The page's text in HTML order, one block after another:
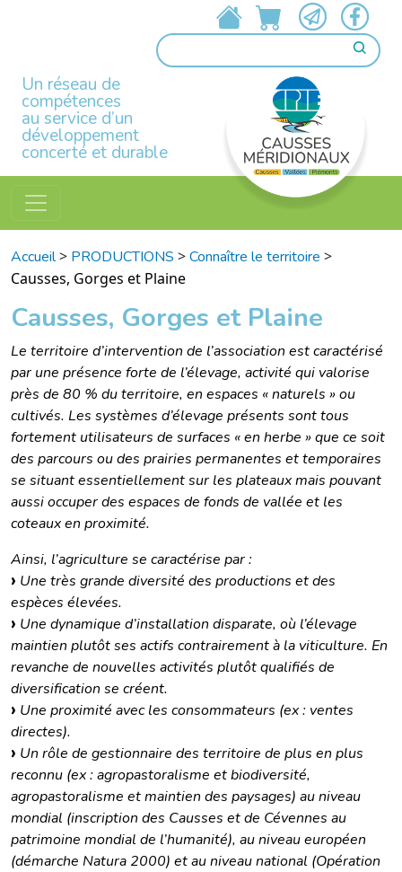
Un réseau de
compétences
au service d’un
développement
concerté et durable
Accueil> PRODUCTIONS >Connaître le territoire >
Causses, Gorges et Plaine
Causses, Gorges et Plaine
Le territoire d’intervention de l’association est caractérisé
par une présence forte de l’élevage, activité qui valorise
près de 80 % du territoire, en espaces « naturels » ou
cultivés. Les systèmes d’élevage présents sont tous
fortement utilisateurs de surfaces « en herbe » que ce soit
des parcours ou des prairies permanentes et temporaires
se situant essentiellement sur les plateaux mais pouvant
aussi occuper des espaces de fonds de vallée et les
coteaux en proximité.
Ainsi, l’agriculture se caractérise par :
Une très grande diversité des productions et des
espèces élevées.
Une dynamique d’installation disparate, où l’élevage
maintien plutôt ses actifs contrairement à la viticulture. En
revanche de nouvelles activités plutôt qualifiés de
diversification se créent.
Une proximité avec les consommateurs (ex : ventes
directes).
Un rôle de gestionnaire des territoire de plus en plus
reconnu (ex : agropastoralisme et biodiversité,
agropastoralisme et maintien des paysages) au niveau
mondial (inscription des Causses et de Cévennes au
patrimoine mondial de l’humanité), au niveau européen
(démarche Natura 2000) et au niveau national (Opération